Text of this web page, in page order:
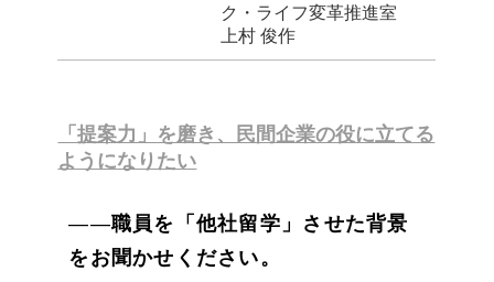
ク・ライフ変革推進室
上村 俊作
「提案力」を磨き、民間企業の役に立てる
ようになりたい
――職員を「他社留学」させた背景
をお聞かせください。